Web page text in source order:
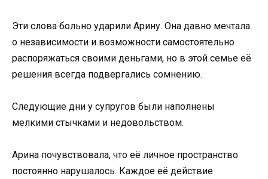
Эти слова больно ударили Арину. Она давно мечтала
о независимости и возможности самостоятельно
распоряжаться своими деньгами, но в этой семье её
решения всегда подвергались сомнению.
Следующие дни у супругов были наполнены
мелкими стычками и недовольством.
Арина почувствовала, что её личное пространство
постоянно нарушалось. Каждое её действие